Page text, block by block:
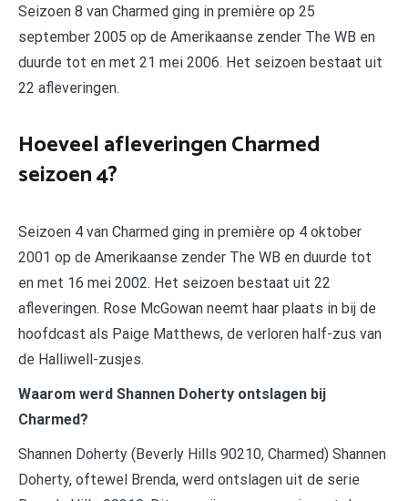
Seizoen 8 van Charmed ging in première op 25
september 2005 op de Amerikaanse zender The WB en
duurde tot en met 21 mei 2006. Het seizoen bestaat uit
22 afleveringen.
Hoeveel afleveringen Charmed
seizoen 4?
Seizoen 4 van Charmed ging in première op 4 oktober
2001 op de Amerikaanse zender The WB en duurde tot
en met 16 mei 2002. Het seizoen bestaat uit 22
afleveringen. Rose McGowan neemt haar plaats in bij de
hoofdcast als Paige Matthews, de verloren half-zus van
de Halliwell-zusjes.
Waarom werd Shannen Doherty ontslagen bij
Charmed?
Shannen Doherty (Beverly Hills 90210, Charmed) Shannen
Doherty, oftewel Brenda, werd ontslagen uit de serie